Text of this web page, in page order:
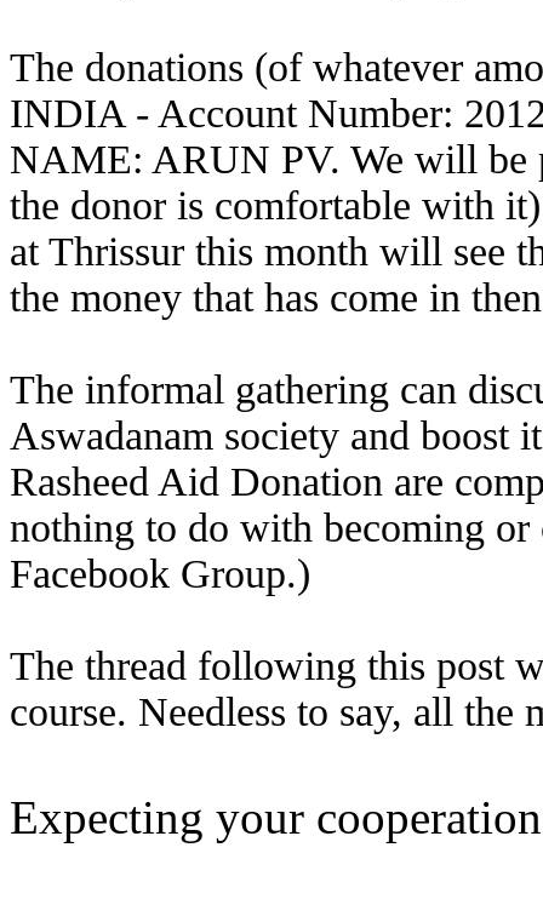
The donations (of whatever
INDIA - Account Number:
NAME: ARUN PV. We will be
the donor is comfortable with
at Thrissur this month will see
the money that has come in
The informal gathering can
Aswadanam society and boost
Rasheed Aid Donation are
nothing to do with becoming
Facebook Group.)
The thread following this post
course. Needless to say, all
Expecting your